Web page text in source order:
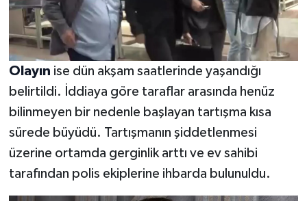
Olayın ise dün akşam saatlerinde yaşandığı
belirtildi. İddiaya göre taraflar arasında henüz
bilinmeyen bir nedenle başlayan tartışma kısa
sürede büyüdü. Tartışmanın şiddetlenmesi
üzerine ortamda gerginlik arttı ve ev sahibi
tarafından polis ekiplerine ihbarda bulunuldu.